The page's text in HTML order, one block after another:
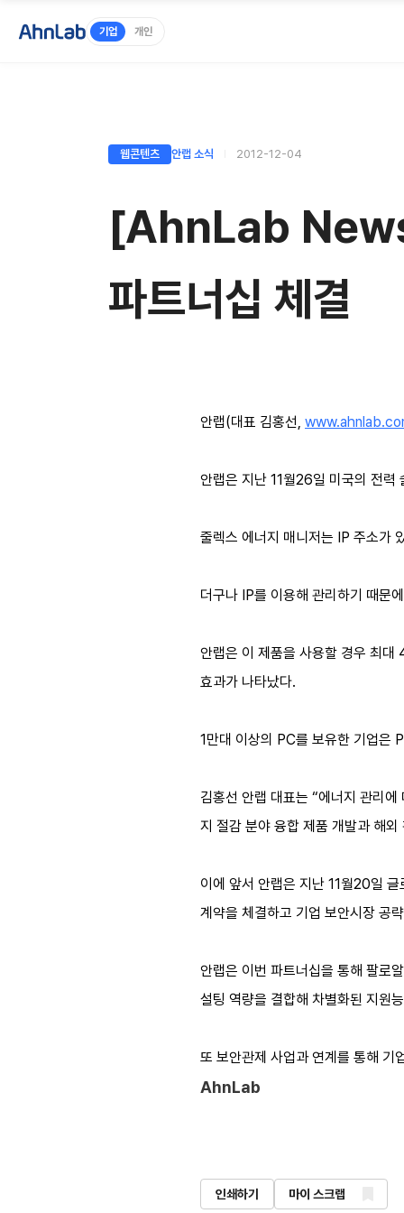
기업 개인
웹콘텐츠 안랩 소식 2012-12-04
[AhnLab
파트너십 체결
안랩(대표 김홍선,
안랩은 지난 11월26일 미국의 전력
줄렉스 에너지 매니저는 IP 주소가
더구나 IP를 이용해 관리하기 때문
안랩은 이 제품을 사용할 경우 최
효과가 나타났다.
1만대 이상의 PC를 보유한 기업은
김홍선 안랩 대표는 “에너지 관리
지 절감 분야 융합 제품 개발과 해
이에 앞서 안랩은 지난 11월20일
계약을 체결하고 기업 보안시장 공
안랩은 이번 파트너십을 통해 팔로
설팅 역량을 결합해 차별화된 지원
또 보안관제 사업과 연계를 통해 기
AhnLab
인쇄하기 마이 스크랩